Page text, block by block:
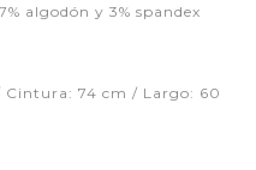
algodón y 3% spandex
Cintura: 74 cm / Largo: 60